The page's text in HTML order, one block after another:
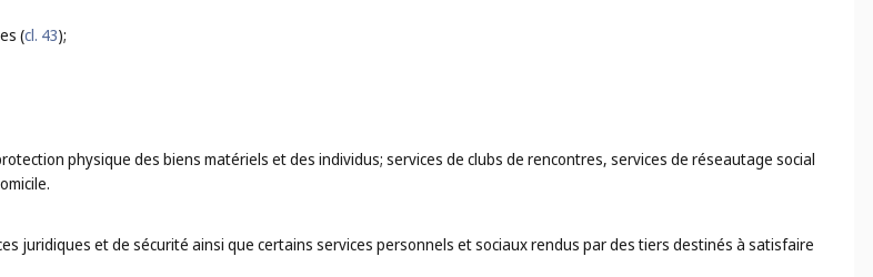
(cl. 43);
physique des biens matériels et des individus; services de clubs de rencontres, services de réseautage social
juridiques et de sécurité ainsi que certains services personnels et sociaux rendus par des tiers destinés à satisfaire